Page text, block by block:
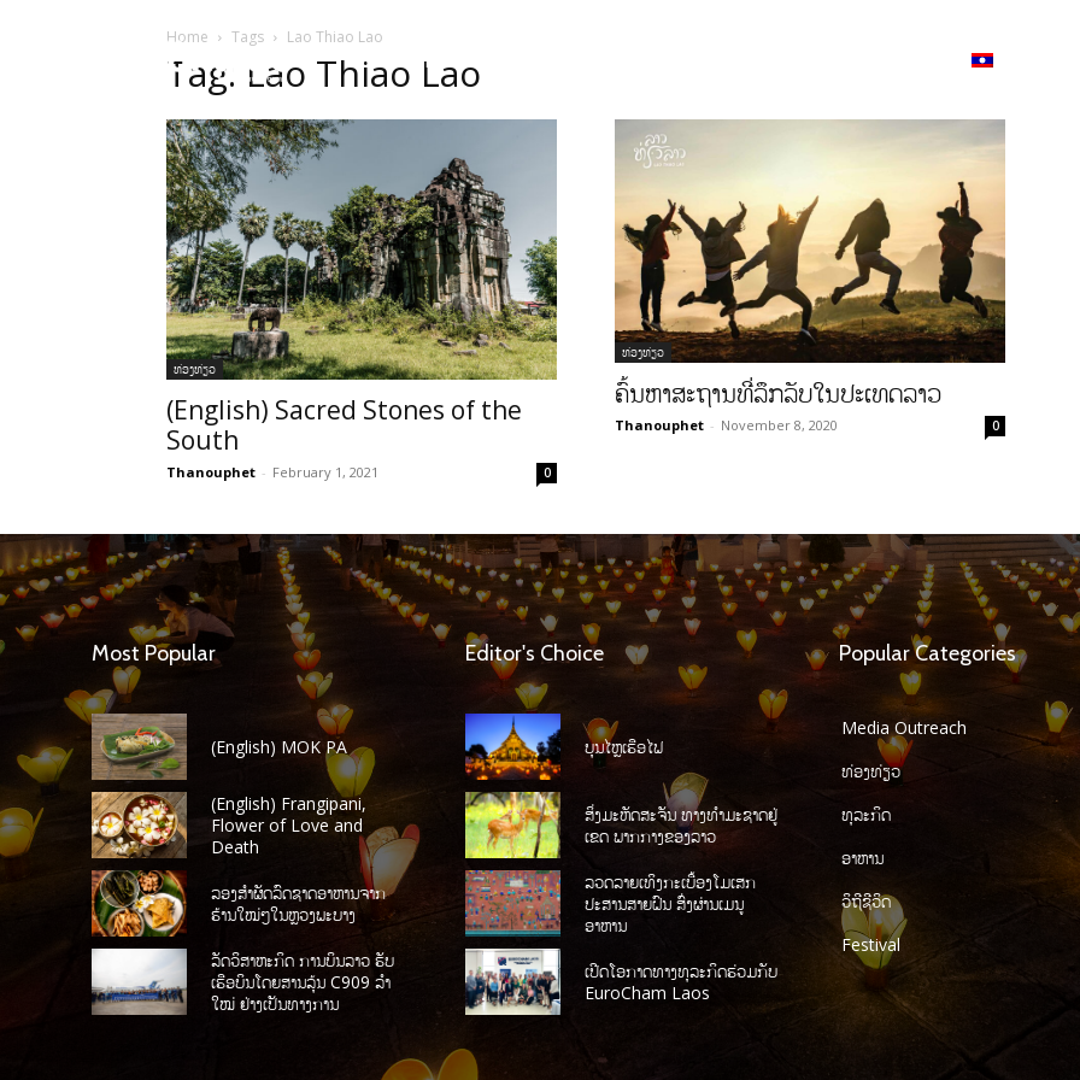
HOME
Home Tags Lao Thiao Lao
Tag: Lao Thiao Lao
ທ່ອງທ່ຽວ
(English) Sacred Stones of the
South
Thanouphet - February 1, 2021 0
ທ່ອງທ່ຽວ
ຄົ້ນຫາສະຖານທີ່ລຶກລັບໃນປະເທດລາວ
Thanouphet - November 8, 2020 0
Most Popular
(English) MOK PA
(English) Frangipani,
Flower of Love and
Death
ລອງສໍາຜັດລົດຊາດອາຫານຈາກ
ຮ້ານໃໝ່ໆໃນຫຼວງພະບາງ
ລັດວິສາຫະກິດ ການບິນລາວ ຮັບ
ເຮືອບິນໂດຍສານລຸ້ນ C909 ລໍາ
ໃໝ່ ຢ່າງເປັນທາງການ
Editor's Choice
ບຸນໄຫຼເຮືອໄຟ
ສິ່ງມະຫັດສະຈັນ ທາງທໍາມະຊາດຢູ່
ເຂດ ພາກກາງຂອງລາວ
ລວດລາຍເທິງກະເບື້ອງໂມເສກ
ປະສານສາຍຝົນ ສົ່ງຜ່ານເມນູ
ອາຫານ
ເປີດໂອກາດທາງທຸລະກິດຮ່ວມກັບ
EuroCham Laos
Popular Categories
Media Outreach
ທ່ອງທ່ຽວ
ທຸລະກິດ
ອາຫານ
ວິຖີຊີວິດ
Festival